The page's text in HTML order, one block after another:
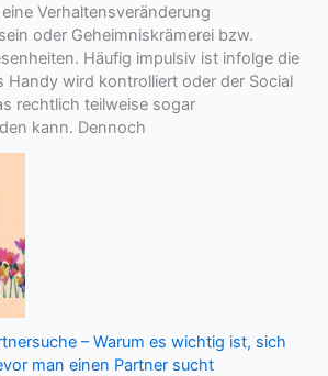
Verhaltensveränderung
oder Geheimniskrämerei bzw.
Häufig impulsiv ist infolge die
Handy wird kontrolliert oder der Social
rechtlich teilweise sogar
kann. Dennoch
– Warum es wichtig ist, sich
man einen Partner sucht